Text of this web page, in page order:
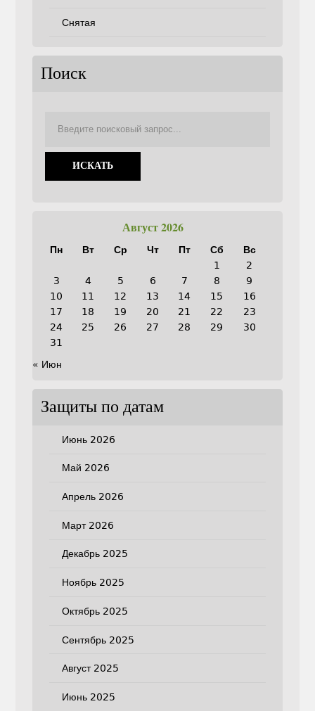
Снятая
Поиск
Август 2026
Пн Вт Ср Чт Пт Сб
Вс
1
2
3
4 5 6 7 8
9
10
11 12 13 14 15
16
17
18 19 20 21 22
23
24
25 26 27 28 29
30
31
« Июн
Защиты по датам
Июнь 2026
Май 2026
Апрель 2026
Март 2026
Декабрь 2025
Ноябрь 2025
Октябрь 2025
Сентябрь 2025
Август 2025
Июнь 2025